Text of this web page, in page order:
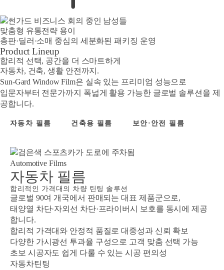
맞춤형 유통전략 용이
총판·딜러·소매 중심의 세분화된 패키징 운영
Product Lineup
합리적 선택, 공간을 더 스마트하게
자동차, 건축, 생활 안전까지.
Sun-Gard Window Film은 실속 있는 프리미엄 성능으로
입문자부터 전문가까지 폭넓게 활용 가능한 글로벌 솔루션을 제
공합니다.
자동차 필름 건축용 필름 보안·안전 필름
Automotive Films
자동차 필름
합리적인 가격대의 차량 틴팅 솔루션
글로벌 90여 개국에서 판매되는 대표 제품군으로,
태양열 차단·자외선 차단·프라이버시 보호를 동시에 제공
합니다.
합리적 가격대와 안정적 품질로 대중성과 신뢰 확보
다양한 가시광선 투과율 구성으로 고객 맞춤 선택 가능
초보 시공자도 쉽게 다룰 수 있는 시공 편의성
자동차틴팅